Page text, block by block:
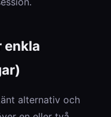
enkla
alternativ och